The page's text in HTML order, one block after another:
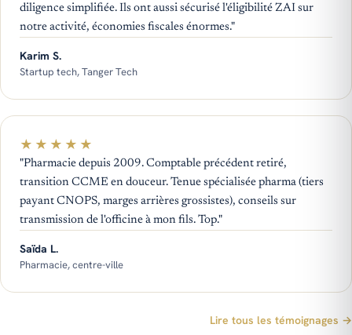
diligence simplifiée. Ils ont aussi sécurisé l'éligibilité ZAI sur
notre activité, économies fiscales énormes."
Karim S.
Startup tech, Tanger Tech
★ ★ ★ ★ ★
"Pharmacie depuis 2009. Comptable précédent retiré,
transition CCME en douceur. Tenue spécialisée pharma (tiers
payant CNOPS, marges arrières grossistes), conseils sur
transmission de l'officine à mon fils. Top."
Saïda L.
Pharmacie, centre-ville
Lire tous les témoignages →